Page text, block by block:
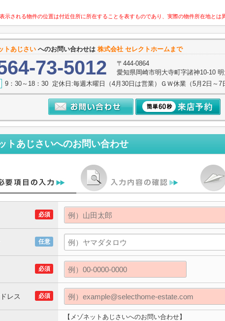
示される物件の位置は付近住所に所在することを表すものであり、実際の物件所在地とは
トあじさい へのお問い合わせは 株式会社 セレクトホームまで
73-5012
〒444-0864
愛知県岡崎市明大寺町字諸神10-10
9：30～18：30 定休日:毎週木曜日（4月30日は営業）ＧＷ休業（5月2日～7
トあじさいへのお問い合わせ
必須
任意
必須
必須
レス
【メゾネットあじさいへのお問い合わせ】